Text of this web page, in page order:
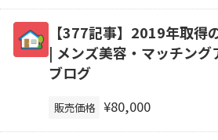
【377記事】2019年取得
| メンズ美容・マッチング
ブログ
販売価格 ¥80,000